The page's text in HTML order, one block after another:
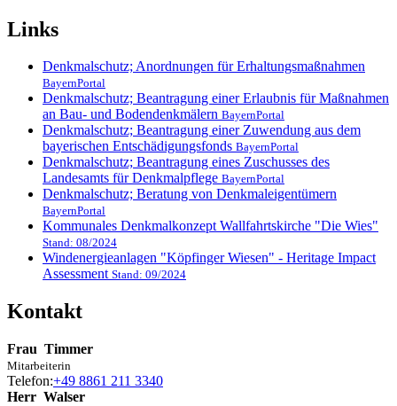
Links
Denkmalschutz; Anordnungen für Erhaltungsmaßnahmen
BayernPortal
Denkmalschutz; Beantragung einer Erlaubnis für Maßnahmen
an Bau- und Bodendenkmälern BayernPortal
Denkmalschutz; Beantragung einer Zuwendung aus dem
bayerischen Entschädigungsfonds BayernPortal
Denkmalschutz; Beantragung eines Zuschusses des
Landesamts für Denkmalpflege BayernPortal
Denkmalschutz; Beratung von Denkmaleigentümern
BayernPortal
Kommunales Denkmalkonzept Wallfahrtskirche "Die Wies"
Stand: 08/2024
Windenergieanlagen "Köpfinger Wiesen" - Heritage Impact
Assessment Stand: 09/2024
Kontakt
Frau Timmer
Mitarbeiterin
Telefon:+49 8861 211 3340
Herr Walser